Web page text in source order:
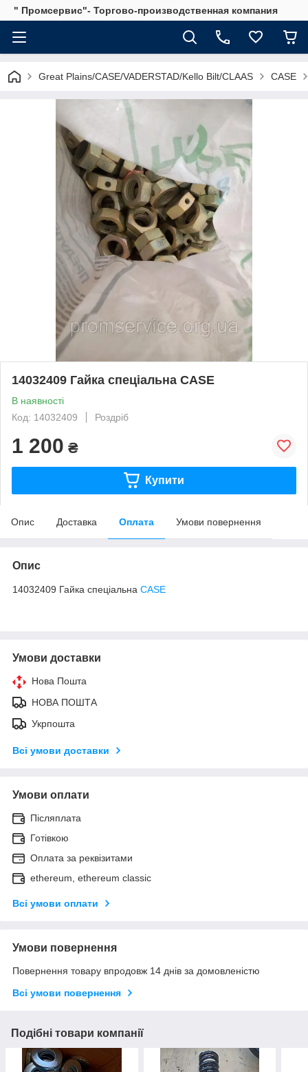
" Промсервис"- Торгово-производственная компания
Great Plains/CASE/VADERSTAD/Kello Bilt/CLAAS CASE
14032409 Гайка спеціальна CASE
В наявності
Код: 14032409
Роздріб
1 200 ₴
Купити
Опис Доставка Оплата Умови повернення
Опис
14032409 Гайка спеціальна CASE
Умови доставки
Нова Пошта
НОВА ПОШТА
Укрпошта
Всі умови доставки
Умови оплати
Післяплата
Готівкою
Оплата за реквізитами
ethereum, ethereum classic
Всі умови оплати
Умови повернення
Повернення товару впродовж 14 днів за домовленістю
Всі умови повернення
Подібні товари компанії